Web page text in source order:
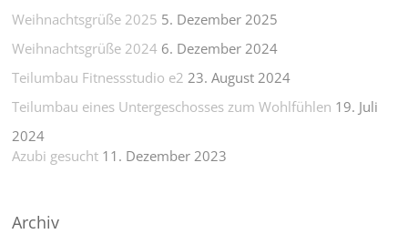
Weihnachtsgrüße 2025 5. Dezember 2025
Weihnachtsgrüße 2024 6. Dezember 2024
Teilumbau Fitnessstudio e2 23. August 2024
Teilumbau eines Untergeschosses zum Wohlfühlen 19. Juli
2024
Azubi gesucht 11. Dezember 2023
Archiv